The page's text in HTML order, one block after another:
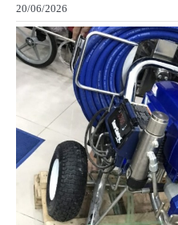
20/06/2026